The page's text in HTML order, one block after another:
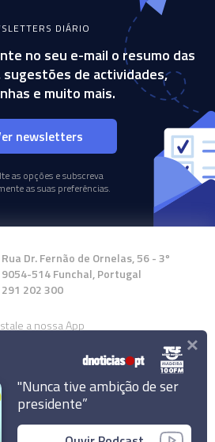
DIÁRIO
no seu e-mail o resumo das
sugestões de actividades,
e muito mais.
newsletters
as opções e subscreva
as suas preferências.
Rua Dr. Fernão de Ornelas, 56 - 3º
9054-514 Funchal, Portugal
291 202 300
a nossa App
Diário de Notícias, Lda.
"Nunca tive ambição de ser
presidente”
×